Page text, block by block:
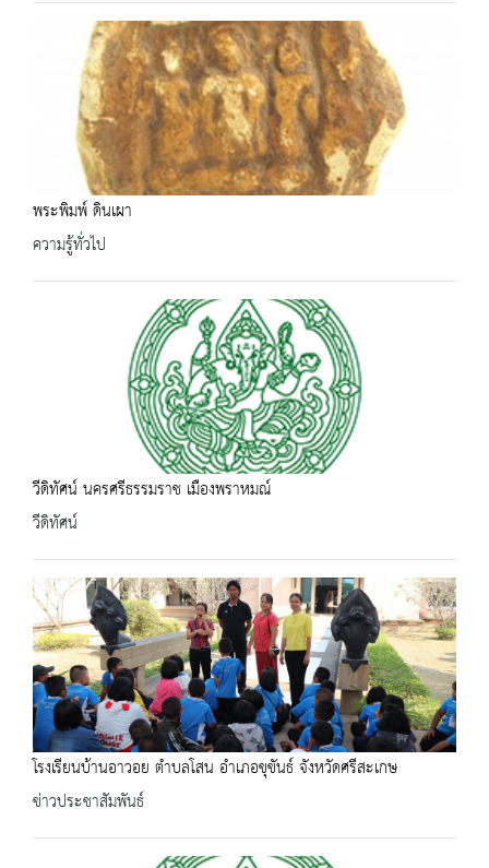
พระพิมพ์ ดินเผา
ความรู้ทั่วไป
วีดิทัศน์ นครศรีธรรมราช เมืองพราหมณ์
วีดิทัศน์
โรงเรียนบ้านอาวอย ตำบลโสน อำเภอขุขันธ์ จังหวัดศรีสะเกษ
ข่าวประชาสัมพันธ์